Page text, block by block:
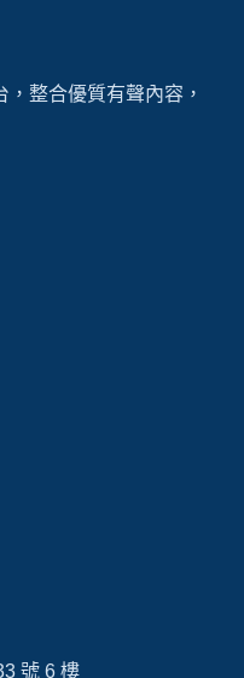
整合優質有聲內容，
號 6 樓